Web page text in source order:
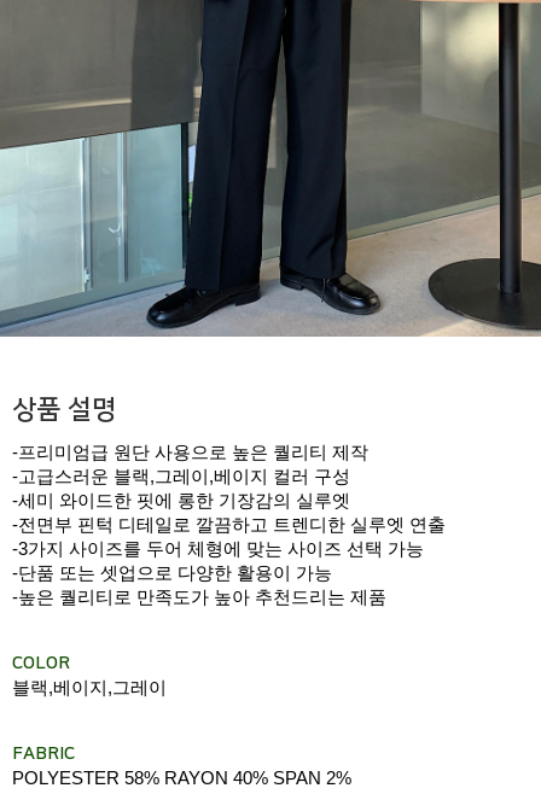
상품 설명
-프리미엄급 원단 사용으로 높은 퀄리티 제작
-고급스러운 블랙,그레이,베이지 컬러 구성
-세미 와이드한 핏에 롱한 기장감의 실루엣
-전면부 핀턱 디테일로 깔끔하고 트렌디한 실루엣 연출
-3가지 사이즈를 두어 체형에 맞는 사이즈 선택 가능
-단품 또는 셋업으로 다양한 활용이 가능
-높은 퀄리티로 만족도가 높아 추천드리는 제품
COLOR
블랙,베이지,그레이
FABRIC
POLYESTER 58% RAYON 40% SPAN 2%